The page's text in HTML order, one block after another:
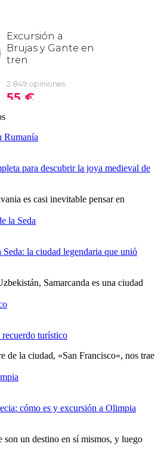
para descubrir la joya medieval de
es casi inevitable pensar en
Seda: la ciudad legendaria que unió
Samarcanda es una ciudad
recuerdo turístico
de la ciudad, «San Francisco«, nos trae
cómo es y excursión a Olimpia
son un destino en sí mismos, y luego